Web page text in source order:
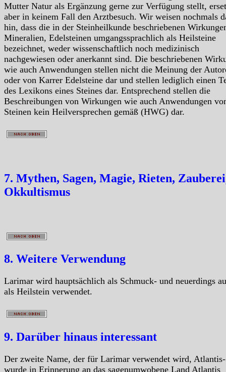
Mutter Natur als Ergänzung gerne zur Verfügung stellt,
aber in keinem Fall den Arztbesuch. Wir weisen nochmals
hin, dass die in der Steinheilkunde beschriebenen
Mineralien, Edelsteinen umgangssprachlich als Heilsteine
bezeichnet, weder wissenschaftlich noch medizinisch
nachgewiesen oder anerkannt sind. Die beschriebenen
wie auch Anwendungen stellen nicht die Meinung der
oder von Karrer Edelsteine dar und stellen lediglich einen
des Lexikons eines Steines dar. Entsprechend stellen die
Beschreibungen von Wirkungen wie auch Anwendungen
Steinen kein Heilversprechen gemäß (HWG) dar.
7. Mythen, Sagen, Magie, Rieten,
Okkultismus
8. Weitere Verwendung
Larimar wird hauptsächlich als Schmuck- und neuerdings
als Heilstein verwendet.
9. Darüber hinaus interessant
Der zweite Name, der für Larimar verwendet wird,
wurde in Erinnerung an das sagenumwobene Land Atlantis